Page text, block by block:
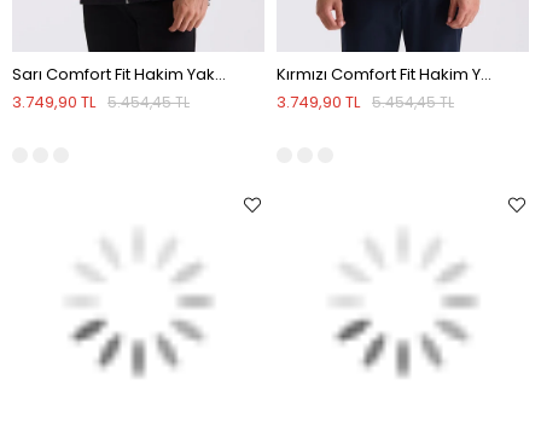
Sarı Comfort Fit Hakim Yaka Mevsimlik Mont
3.749,90 TL 5.454,45 TL
Kırmızı Comfort Fit Hakim Yaka Mevsimlik Mont
3.749,90 TL 5.454,45 TL